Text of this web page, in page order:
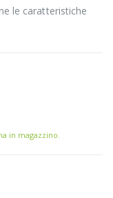
le caratteristiche
in magazzino.